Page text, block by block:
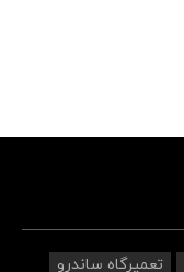
تعمیرگاه ساندرو